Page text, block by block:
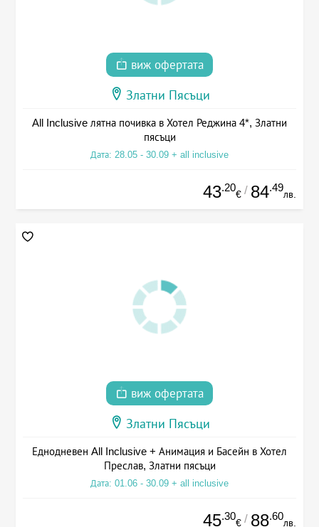
виж офертата
Златни Пясъци
All Inclusive лятна почивка в Хотел Реджина 4*, Златни
пясъци
Дата: 28.05 - 30.09 + all inclusive
43.20
€ / 84.49
лв.
виж офертата
Златни Пясъци
Еднодневен All Inclusive + Анимация и Басейн в Хотел
Преслав, Златни пясъци
Дата: 01.06 - 30.09 + all inclusive
45.30
€ / 88.60
лв.